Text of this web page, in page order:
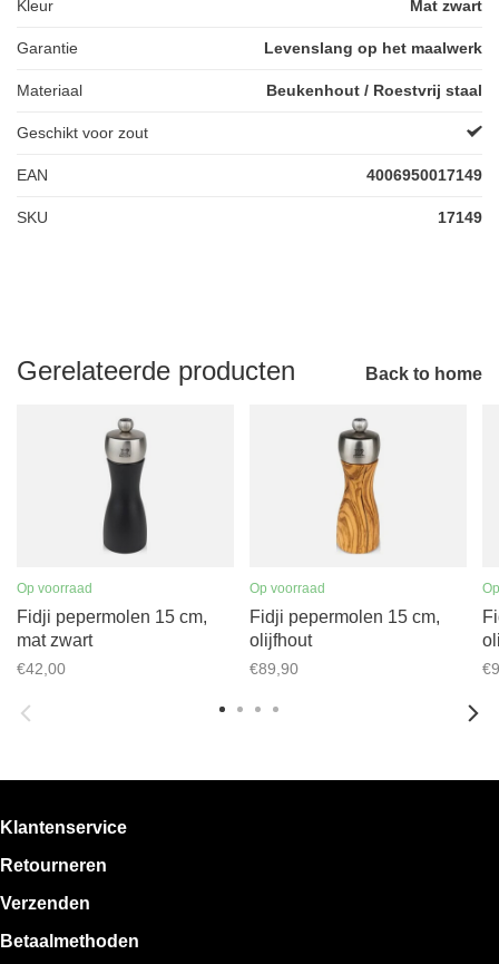
Kleur Mat zwart
Garantie Levenslang op het maalwerk
Materiaal Beukenhout / Roestvrij staal
Geschikt voor zout
EAN 4006950017149
SKU 17149
Gerelateerde producten Back to home
Op voorraad
Fidji pepermolen 15 cm,
mat zwart
€42,00
Op voorraad
Fidji pepermolen 15 cm,
olijfhout
€89,90
Klantenservice
Retourneren
Verzenden
Betaalmethoden